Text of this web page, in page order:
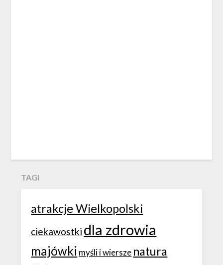
TAGI
atrakcje Wielkopolski
ciekawostki dla zdrowia
majówki myśli i wiersze natura